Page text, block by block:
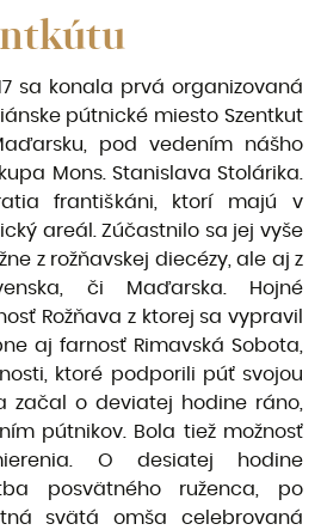
sa konala prvá organizovaná
pútnické miesto Szentkut
pod vedením nášho
Mons. Stanislava Stolárika.
františkáni, ktorí majú v
areál. Zúčastnilo sa jej vyše
z rožňavskej diecézy, ale aj z
či Maďarska. Hojné
Rožňava z ktorej sa vypravil
aj farnosť Rimavská Sobota,
ktoré podporili púť svojou
začal o deviatej hodine ráno,
pútnikov. Bola tiež možnosť
O desiatej hodine
posvätného ruženca, po
svätá omša celebrovaná